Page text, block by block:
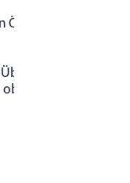
durch
nicht
sie der